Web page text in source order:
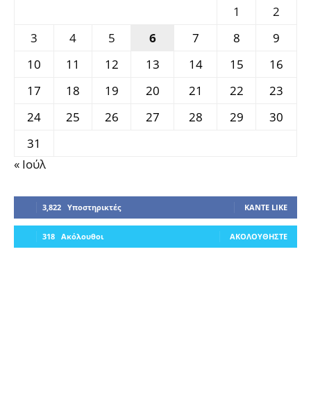
1
2
3
4 5 6 7 8
9
10
11 12 13 14 15
16
17
18 19 20 21 22
23
24
25 26 27 28 29
30
31
« Ιούλ
3,822 Υποστηρικτές ΚΆΝΤΕ LIKE
318 Ακόλουθοι ΑΚΟΛΟΥΘΉΣΤΕ